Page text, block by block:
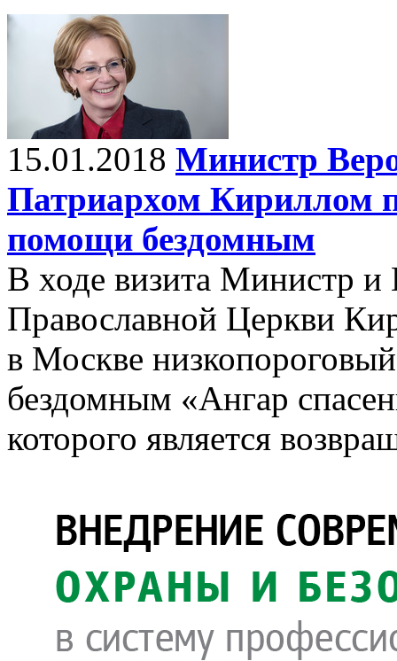
15.01.2018 Министр
Патриархом Кириллом
помощи бездомным
В ходе визита Министр и
Православной Церкви
в Москве
бездомным «Ангар
которого является